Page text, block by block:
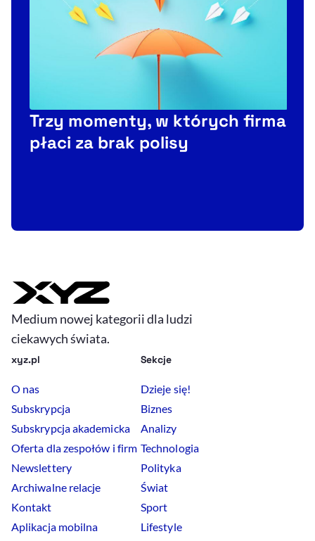
Trzy momenty, w których firma
płaci za brak polisy
Medium nowej kategorii dla ludzi
ciekawych świata.
xyz.pl
O nas
Subskrypcja
Subskrypcja akademicka
Oferta dla zespołów i firm
Newslettery
Archiwalne relacje
Kontakt
Aplikacja mobilna
Sekcje
Dzieje się!
Biznes
Analizy
Technologia
Polityka
Świat
Sport
Lifestyle